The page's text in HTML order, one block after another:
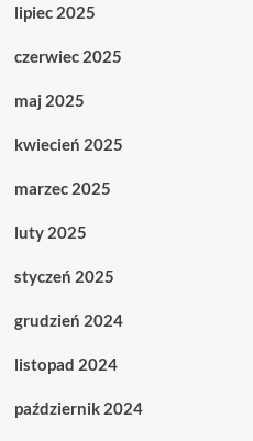
lipiec 2025
czerwiec 2025
maj 2025
kwiecień 2025
marzec 2025
luty 2025
styczeń 2025
grudzień 2024
listopad 2024
październik 2024